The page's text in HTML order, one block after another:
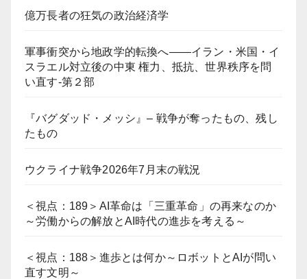
億万長者の狂気の政治経済学
軍事衝突から地政学的転換へ――イラン・米国・イ
スラエル対立後の中東 権力、抵抗、世界秩序を問
い直す-第２部
『バグダッド・メッシ』– 戦争が奪ったもの、残し
たもの
ウクライナ戦争2026年7月末の戦況
＜視点：189＞AI革命は「三重革命」の再来なのか
～労働からの解放とAI時代の進歩を考える～
＜視点：188＞進歩とは何か～ロボットとAIが問い
直す文明～